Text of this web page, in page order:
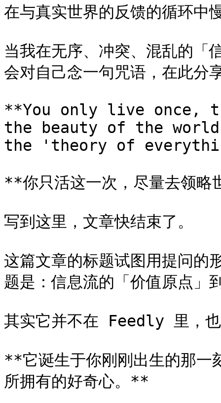
在与真实世界的反馈的循环中
当我在无序、冲突、混乱的「
会对自己念一句咒语，在此分
**You only live once,
the beauty of the
the 'theory of
**你只活这一次，尽量去领略
写到这里，文章快结束了。
这篇文章的标题试图用提问的
题是：信息流的「价值原点」
其实它并不在 Feedly 里，
**它诞生于你刚刚出生的那一
所拥有的好奇心。**